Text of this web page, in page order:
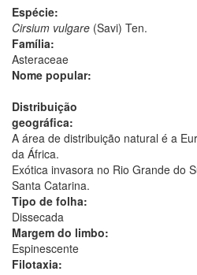
Espécie:
Cirsium vulgare (Savi) Ten.
Família:
Asteraceae
Nome popular:
Distribuição
geográfica:
A área de distribuição natural é a
da África.
Exótica invasora no Rio Grande do
Santa Catarina.
Tipo de folha:
Dissecada
Margem do limbo:
Espinescente
Filotaxia: